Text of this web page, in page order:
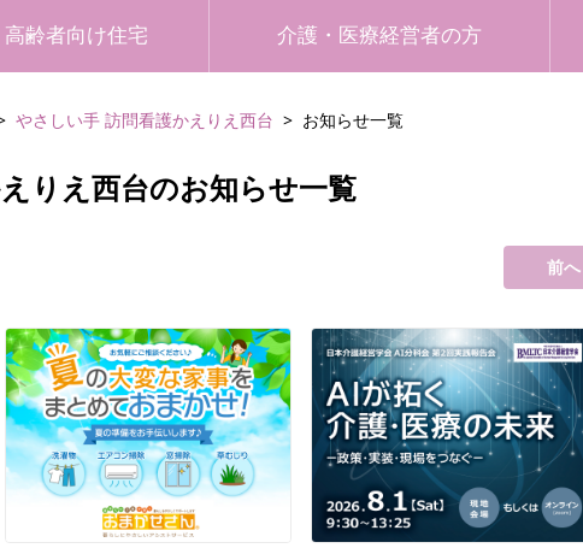
高齢者向け住宅 介護・医療経営者の方
やさしい手 訪問看護かえりえ西台 お知らせ一覧
りえ西台のお知らせ一覧
前へ